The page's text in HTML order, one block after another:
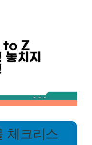
체크리스